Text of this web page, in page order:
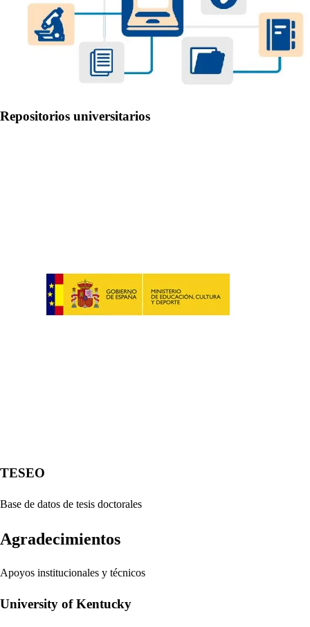
Repositorios universitarios
TESEO
Base de datos de tesis doctorales
Agradecimientos
Apoyos institucionales y técnicos
University of Kentucky